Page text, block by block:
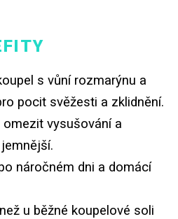
s vůní rozmarýnu a
pocit svěžesti a zklidnění.
vysušování a
náročném dni a domácí
u běžné koupelové soli